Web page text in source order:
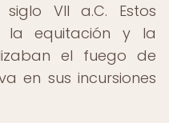
VII a.C. Estos
la equitación y la
el fuego de
en sus incursiones